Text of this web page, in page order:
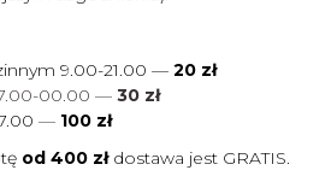
9.00-21.00 — 20 zł
00.00 — 30 zł
— 100 zł
od 400 zł dostawa jest GRATIS.